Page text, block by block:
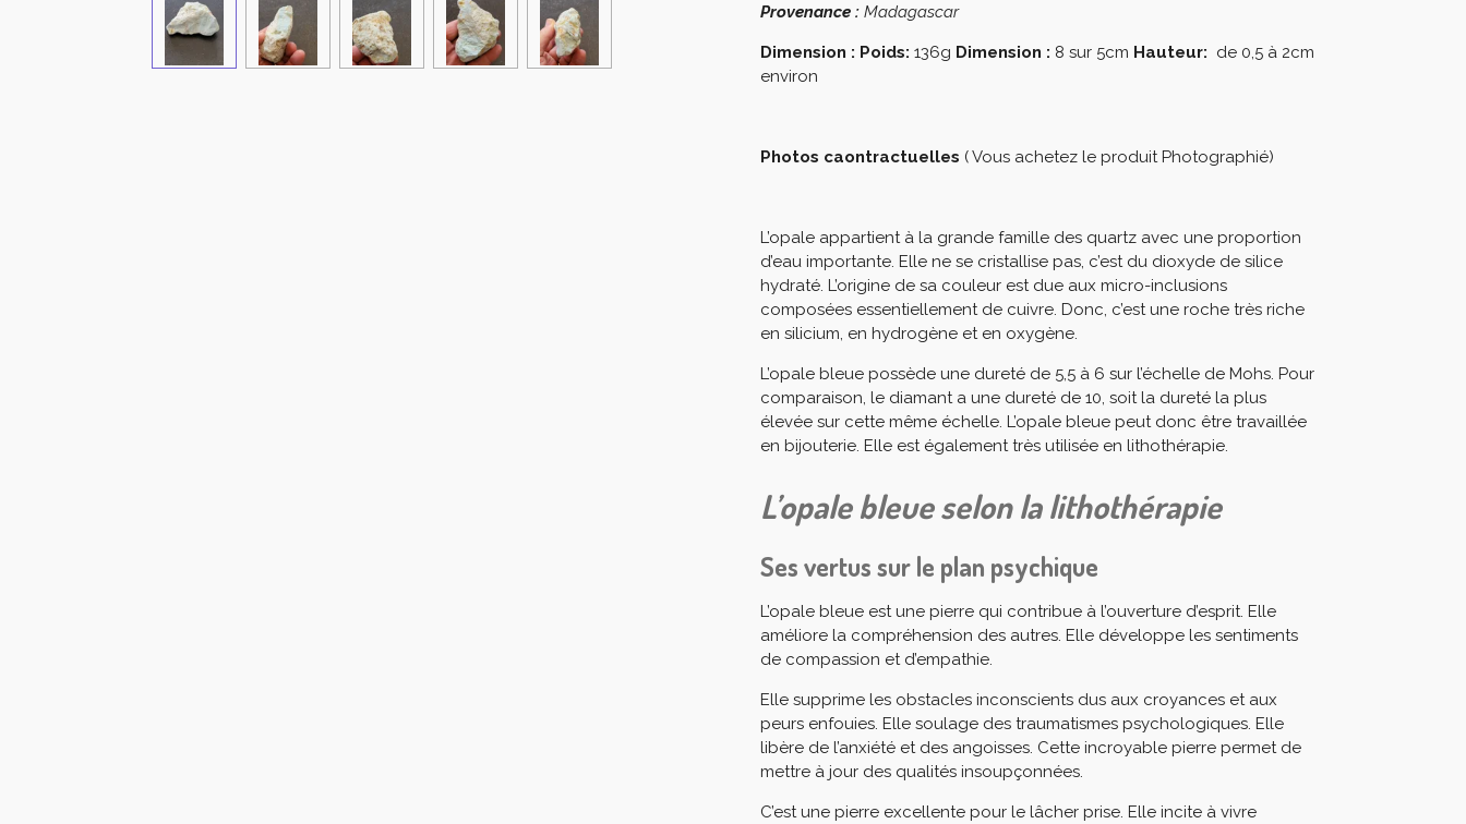
Provenance : Madagascar
Dimension : Poids: 136g Dimension : 8 sur 5cm Hauteur: de 0,5 à 2cm
environ
Photos caontractuelles ( Vous achetez le produit Photographié)
L’opale appartient à la grande famille des quartz avec une proportion
d’eau importante. Elle ne se cristallise pas, c’est du dioxyde de silice
hydraté. L’origine de sa couleur est due aux micro-inclusions
composées essentiellement de cuivre. Donc, c’est une roche très riche
en silicium, en hydrogène et en oxygène.
L’opale bleue possède une dureté de 5,5 à 6 sur l’échelle de Mohs. Pour
comparaison, le diamant a une dureté de 10, soit la dureté la plus
élevée sur cette même échelle. L’opale bleue peut donc être travaillée
en bijouterie. Elle est également très utilisée en lithothérapie.
L’opale bleue selon la lithothérapie
Ses vertus sur le plan psychique
L’opale bleue est une pierre qui contribue à l’ouverture d’esprit. Elle
améliore la compréhension des autres. Elle développe les sentiments
de compassion et d’empathie.
Elle supprime les obstacles inconscients dus aux croyances et aux
peurs enfouies. Elle soulage des traumatismes psychologiques. Elle
libère de l’anxiété et des angoisses. Cette incroyable pierre permet de
mettre à jour des qualités insoupçonnées.
C’est une pierre excellente pour le lâcher prise. Elle incite à vivre